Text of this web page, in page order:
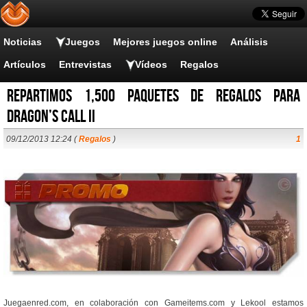
Noticias Juegos Mejores juegos online Análisis
Artículos Entrevistas Vídeos Regalos
Repartimos 1,500 paquetes de regalos para
Dragon’s Call II
09/12/2013 12:24 (Regalos ) 1
Juegaenred.com, en colaboración con Gameitems.com y Lekool estamos